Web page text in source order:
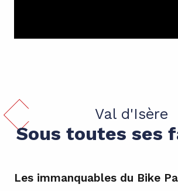
Val d'Isère
Sous toutes ses
Les immanquables du Bike